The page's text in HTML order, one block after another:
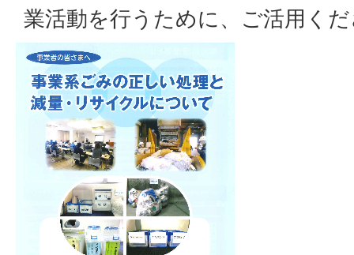
業活動を行うために、ご活用く